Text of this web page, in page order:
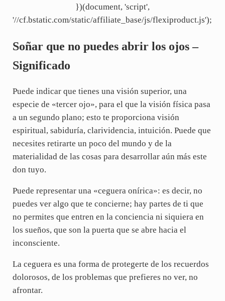
})(document, 'script',
'//cf.bstatic.com/static/affiliate_base/js/flexiproduct.js');
Soñar que no puedes abrir los ojos –
Significado
Puede indicar que tienes una visión superior, una
especie de «tercer ojo», para el que la visión física pasa
a un segundo plano; esto te proporciona visión
espiritual, sabiduría, clarividencia, intuición. Puede que
necesites retirarte un poco del mundo y de la
materialidad de las cosas para desarrollar aún más este
don tuyo.
Puede representar una «ceguera onírica»: es decir, no
puedes ver algo que te concierne; hay partes de ti que
no permites que entren en la conciencia ni siquiera en
los sueños, que son la puerta que se abre hacia el
inconsciente.
La ceguera es una forma de protegerte de los recuerdos
dolorosos, de los problemas que prefieres no ver, no
afrontar.